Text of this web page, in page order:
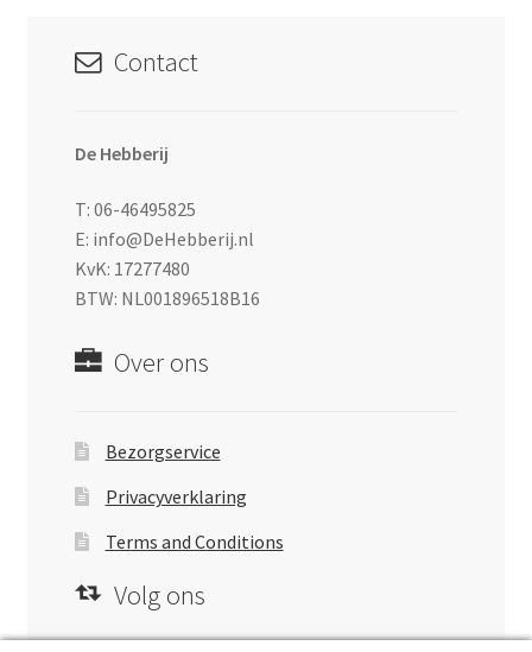
Contact
De Hebberij
T: 06-46495825
E: info@DeHebberij.nl
KvK: 17277480
BTW: NL001896518B16
Over ons
Bezorgservice
Privacyverklaring
Terms and Conditions
Volg ons